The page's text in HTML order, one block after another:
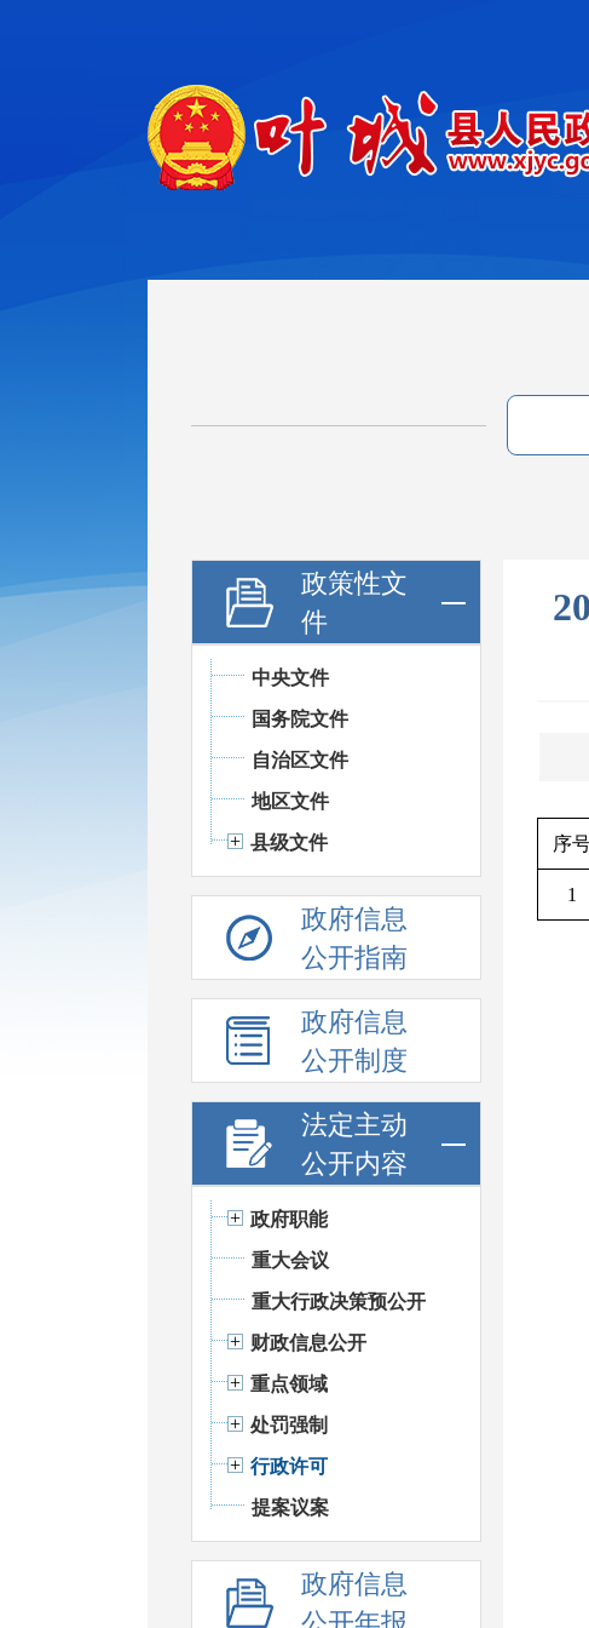
政策性文
件
中央文件
国务院文件
自治区文件
地区文件
县级文件
政府信息
公开指南
政府信息
公开制度
法定主动
公开内容
政府职能
重大会议
重大行政决策预公开
财政信息公开
重点领域
处罚强制
行政许可
提案议案
政府信息
序
1